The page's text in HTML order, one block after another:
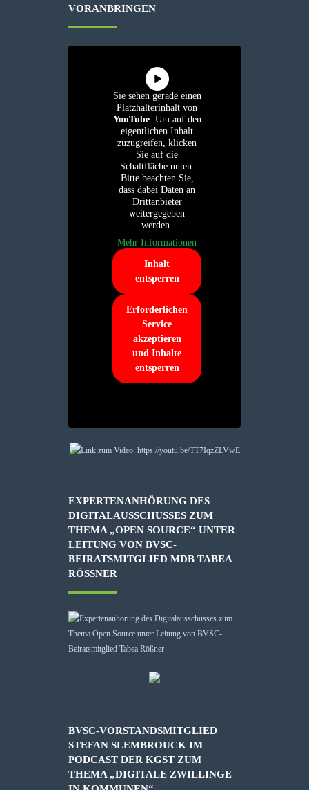
VORANBRINGEN
Sie sehen gerade einen
Platzhalterinhalt von
YouTube. Um auf den
eigentlichen Inhalt
zuzugreifen, klicken
Sie auf die
Schaltfläche unten.
Bitte beachten Sie,
dass dabei Daten an
Drittanbieter
weitergegeben
werden.
Mehr Informationen
Inhalt
entsperren
Erforderlichen
Service
akzeptieren
und Inhalte
entsperren
EXPERTENANHÖRUNG DES
DIGITALAUSSCHUSSES ZUM
THEMA „OPEN SOURCE“ UNTER
LEITUNG VON BVSC-
BEIRATSMITGLIED MDB TABEA
RÖSSNER
BVSC-VORSTANDSMITGLIED
STEFAN SLEMBROUCK IM
PODCAST DER KGST ZUM
THEMA „DIGITALE ZWILLINGE